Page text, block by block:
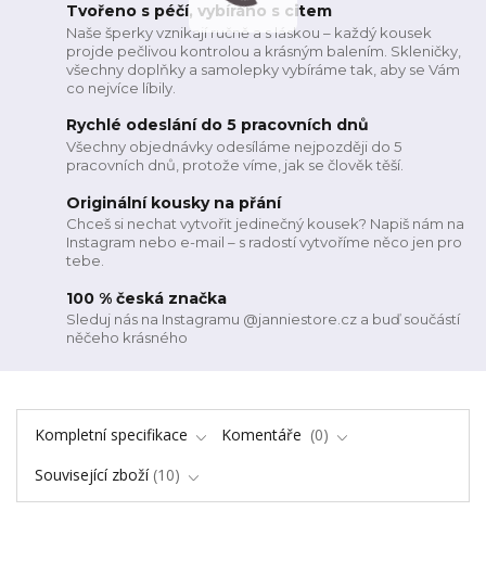
Tvořeno s péčí, vybíráno s citem
Naše šperky vznikají ručně a s láskou – každý kousek
projde pečlivou kontrolou a krásným balením. Skleničky,
všechny doplňky a samolepky vybíráme tak, aby se Vám
co nejvíce líbily.
Rychlé odeslání do 5 pracovních dnů
Všechny objednávky odesíláme nejpozději do 5
pracovních dnů, protože víme, jak se člověk těší.
Originální kousky na přání
Chceš si nechat vytvořit jedinečný kousek? Napiš nám na
Instagram nebo e-mail – s radostí vytvoříme něco jen pro
tebe.
100 % česká značka
Sleduj nás na Instagramu @janniestore.cz a buď součástí
něčeho krásného
Kompletní specifikace Komentáře
0
Související zboží 10